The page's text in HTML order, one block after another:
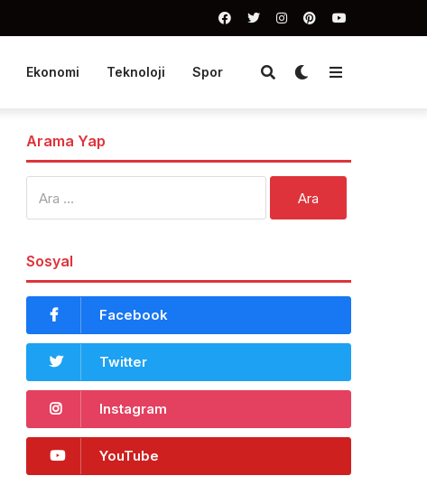
Ekonomi Teknoloji Spor
Arama Yap
Sosyal
Facebook
Twitter
Instagram
YouTube